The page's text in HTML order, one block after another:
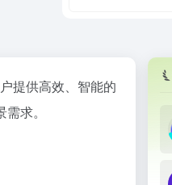
提供高效、智能的
求。